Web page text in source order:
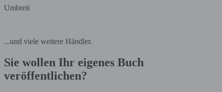
Umbreit
...und viele weitere Händler.
Sie wollen Ihr eigenes Buch
veröffentlichen?